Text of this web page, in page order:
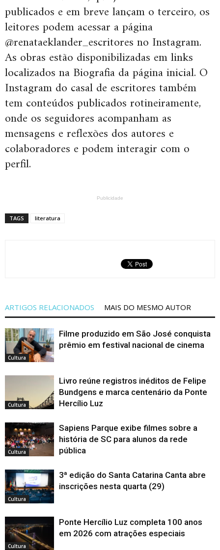
publicados e em breve lançam o terceiro, os
leitores podem acessar a página
@renataeklander_escritores no Instagram.
As obras estão disponibilizadas em links
localizados na Biografia da página inicial. O
Instagram do casal de escritores também
tem conteúdos publicados rotineiramente,
onde os seguidores acompanham as
mensagens e reflexões dos autores e
colaboradores e podem interagir com o
perfil.
Publicidade
TAGS literatura
ARTIGOS RELACIONADOS MAIS DO MESMO AUTOR
Cultura
Filme produzido em São José conquista
prêmio em festival nacional de cinema
Cultura
Livro reúne registros inéditos de Felipe
Bundgens e marca centenário da Ponte
Hercílio Luz
Cultura
Sapiens Parque exibe filmes sobre a
história de SC para alunos da rede
pública
Cultura
3ª edição do Santa Catarina Canta abre
inscrições nesta quarta (29)
Cultura
Ponte Hercílio Luz completa 100 anos
em 2026 com atrações especiais